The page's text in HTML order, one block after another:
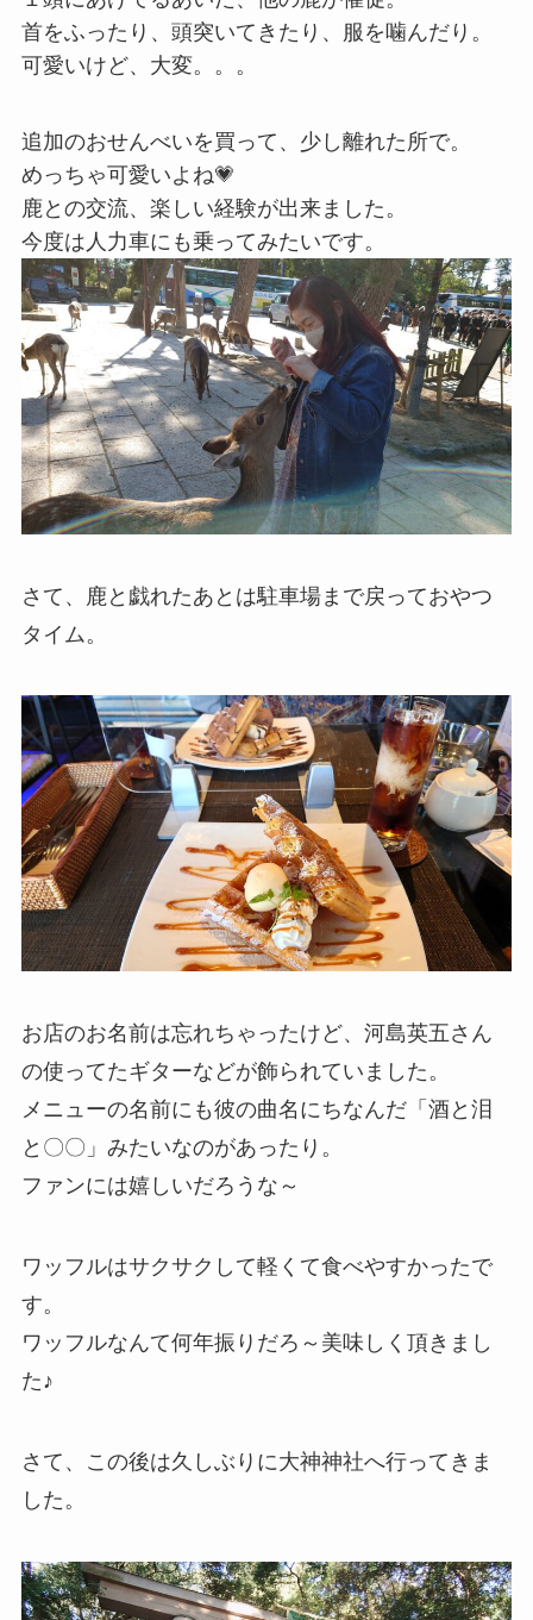
首をふったり、頭突いてきたり、服を噛んだり。
可愛いけど、大変。。。
追加のおせんべいを買って、少し離れた所で。
めっちゃ可愛いよね💗
鹿との交流、楽しい経験が出来ました。
今度は人力車にも乗ってみたいです。
さて、鹿と戯れたあとは駐車場まで戻っておやつ
タイム。
お店のお名前は忘れちゃったけど、河島英五さん
の使ってたギターなどが飾られていました。
メニューの名前にも彼の曲名にちなんだ「酒と泪
と〇〇」みたいなのがあったり。
ファンには嬉しいだろうな～
ワッフルはサクサクして軽くて食べやすかったで
す。
ワッフルなんて何年振りだろ～美味しく頂きまし
た♪
さて、この後は久しぶりに大神神社へ行ってきま
した。